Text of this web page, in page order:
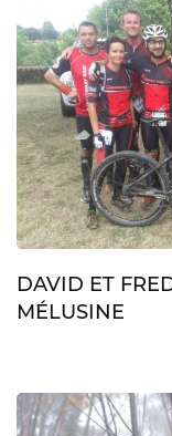
DAVID ET
MÉLUSINE